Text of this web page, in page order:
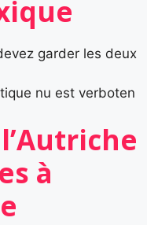
garder les deux
nu est verboten
à